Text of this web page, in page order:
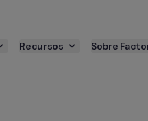
Recursos Sobre